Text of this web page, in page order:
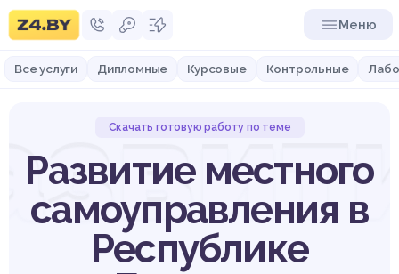
Меню
Все услуги Дипломные Курсовые Контрольные
Скачать готовую работу по теме
Развитие местного
самоуправления в
Республике